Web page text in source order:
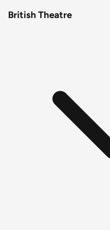
British Theatre